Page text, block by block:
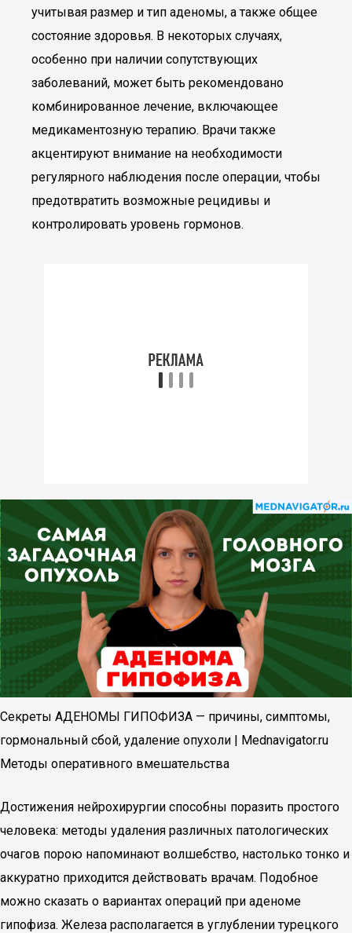
учитывая размер и тип аденомы, а также общее
состояние здоровья. В некоторых случаях,
особенно при наличии сопутствующих
заболеваний, может быть рекомендовано
комбинированное лечение, включающее
медикаментозную терапию. Врачи также
акцентируют внимание на необходимости
регулярного наблюдения после операции, чтобы
предотвратить возможные рецидивы и
контролировать уровень гормонов.
Секреты АДЕНОМЫ ГИПОФИЗА — причины, симптомы,
гормональный сбой, удаление опухоли | Mednavigator.ru
Методы оперативного вмешательства
Достижения нейрохирургии способны поразить простого
человека: методы удаления различных патологических
очагов порою напоминают волшебство, настолько тонко и
аккуратно приходится действовать врачам. Подобное
можно сказать о вариантах операций при аденоме
гипофиза. Железа располагается в углублении турецкого